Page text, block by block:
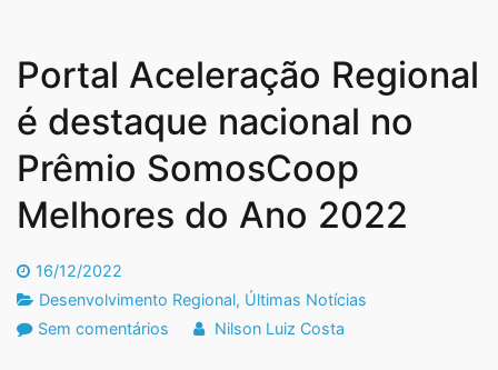
Governo
2023
Portal Aceleração Regional
é destaque nacional no
Prêmio SomosCoop
Melhores do Ano 2022
16/12/2022
Desenvolvimento Regional, Últimas Notícias
Sem comentários
Nilson Luiz Costa